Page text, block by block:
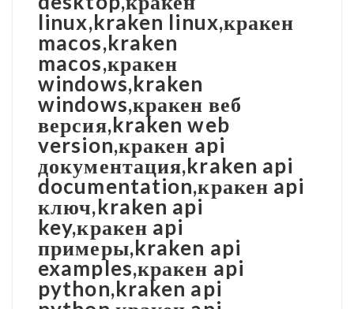
linux,kraken linux,кракен
macos,kraken
macos,кракен
windows,kraken
windows,кракен веб
версия,kraken web
version,кракен api
документация,kraken api
documentation,кракен api
ключ,kraken api
key,кракен api
примеры,kraken api
examples,кракен api
python,kraken api